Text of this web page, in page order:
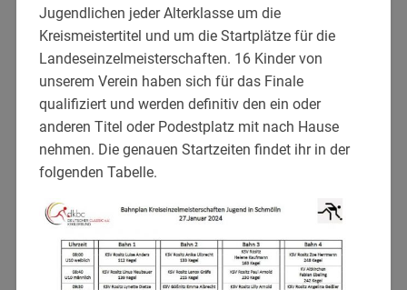
Jugendlichen jeder Alterklasse um die
Kreismeistertitel und um die Startplätze für die
Landeseinzelmeisterschaften. 16 Kinder von
unserem Verein haben sich für das Finale
qualifiziert und werden definitiv den ein oder
anderen Titel oder Podestplatz mit nach Hause
nehmen. Die genauen Startzeiten findet ihr in der
folgenden Tabelle.